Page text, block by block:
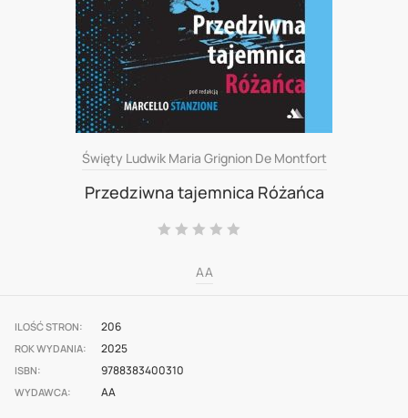
images
gallery
Święty Ludwik Maria Grignion De Montfort
Przedziwna tajemnica Różańca
Ocena:
AA
ILOŚĆ STRON 206
ROK WYDANIA 2025
ISBN 9788383400310
WYDAWCA AA